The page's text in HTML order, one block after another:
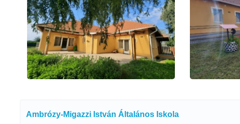
Ambrózy-Migazzi István Általános Iskola